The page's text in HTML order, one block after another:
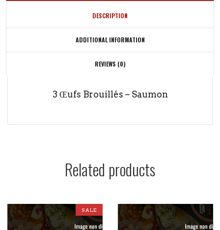
DESCRIPTION
ADDITIONAL INFORMATION
REVIEWS (0)
3 Œufs Brouillés – Saumon
Related products
SALE